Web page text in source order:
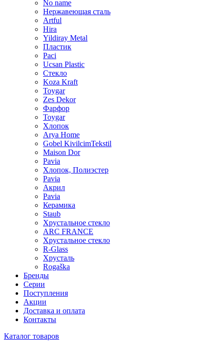
No name
Нержавеющая сталь
Artful
Hira
Yildiray Metal
Пластик
Paci
Ucsan Plastic
Стекло
Koza Kraft
Toygar
Zes Dekor
Фарфор
Toygar
Хлопок
Arya Home
Gobel KivilcimTekstil
Maison Dor
Pavia
Хлопок, Полиэстер
Pavia
Акрил
Pavia
Керамика
Staub
Хрустальное стекло
ARC FRANCE
Хрустальное стекло
R-Glass
Хрусталь
Rogaška
Бренды
Серии
Поступления
Акции
Доставка и оплата
Контакты
Каталог товаров